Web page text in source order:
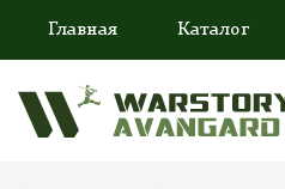
Главная Каталог